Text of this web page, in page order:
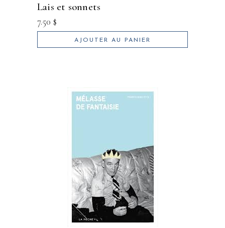
lais et sonnets
7.50 $
AJOUTER AU PANIER